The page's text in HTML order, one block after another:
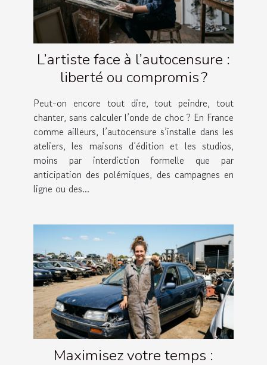
L’artiste face à l’autocensure :
liberté ou compromis ?
Peut-on encore tout dire, tout peindre, tout
chanter, sans calculer l’onde de choc ? En France
comme ailleurs, l’autocensure s’installe dans les
ateliers, les maisons d’édition et les studios,
moins par interdiction formelle que par
anticipation des polémiques, des campagnes en
ligne ou des...
Maximisez votre temps :